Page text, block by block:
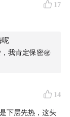
17
呢
我肯定保密㊙️
14
下层先热，这头